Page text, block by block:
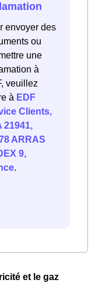
envoyer des
ou
une
à
veuillez
à EDF
Clients,
21941,
ARRAS
9,
.
et le gaz